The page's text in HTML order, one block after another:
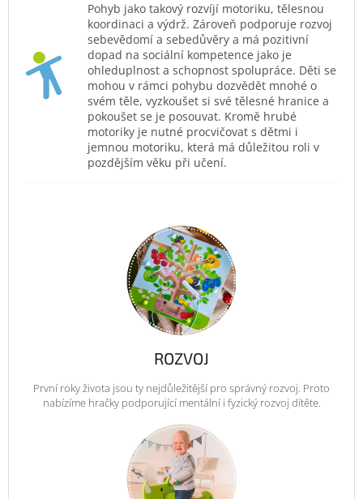
Pohyb jako takový rozvíjí motoriku, tělesnou
koordinaci a výdrž. Zároveň podporuje rozvoj
sebevědomí a sebedůvěry a má pozitivní
dopad na sociální kompetence jako je
ohleduplnost a schopnost spolupráce. Děti se
mohou v rámci pohybu dozvědět mnohé o
svém těle, vyzkoušet si své tělesné hranice a
pokoušet se je posouvat. Kromě hrubé
motoriky je nutné procvičovat s dětmi i
jemnou motoriku, která má důležitou roli v
pozdějším věku při učení.
ROZVOJ
První roky života jsou ty nejdůležitější pro správný rozvoj. Proto
nabízíme hračky podporující mentální i fyzický rozvoj dítěte.